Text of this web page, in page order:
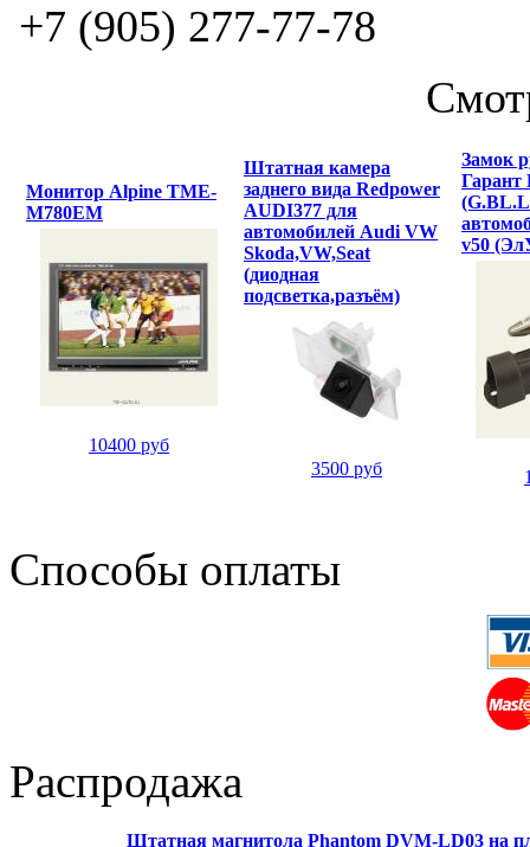
+7 (905) 277-77-78
Монитор Alpine TME-
M780EM
10400 руб
Штатная камера
заднего вида Redpower
AUDI377 для
автомобилей Audi VW
Skoda,VW,Seat
(диодная
подсветка,разъём)
3500 руб
Замок
v50
Способы оплаты
Распродажа
Штатная магнитола Phantom DVM-LD03 на